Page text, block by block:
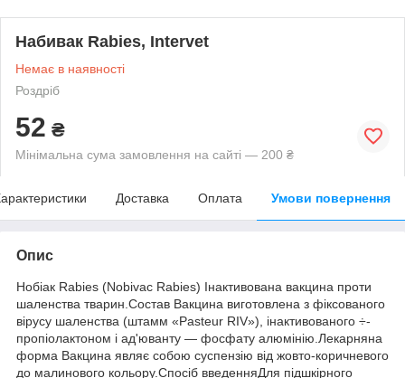
Набивак Rabies, Intervet
Немає в наявності
Роздріб
52 ₴
Мінімальна сума замовлення на сайті — 200 ₴
Доставка Оплата Умови повернення
Опис
Нобіак Rabies (Nobivac Rabies) Інактивована вакцина проти
шаленства тварин.Состав Вакцина виготовлена з фіксованого
вірусу шаленства (штамм «Pasteur RIV»), інактивованого ÷-
пропіолактоном і ад'юванту — фосфату алюмінію.Лекарняна
форма Вакцина являє собою суспензію від жовто-коричневого
до малинового кольору.Спосіб введенняДля підшкірного